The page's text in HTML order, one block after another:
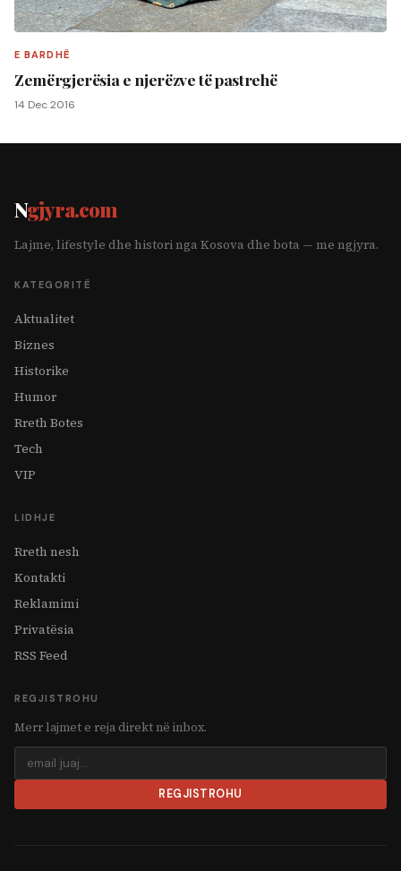
E BARDHË
Zemërgjerësia e njerëzve të pastrehë
14 Dec 2016
Ngjyra.com
Lajme, lifestyle dhe histori nga Kosova dhe bota — me ngjyra.
KATEGORITË
Aktualitet
Biznes
Historike
Humor
Rreth Botes
Tech
VIP
LIDHJE
Rreth nesh
Kontakti
Reklamimi
Privatësia
RSS Feed
REGJISTROHU
Merr lajmet e reja direkt në inbox.
REGJISTROHU